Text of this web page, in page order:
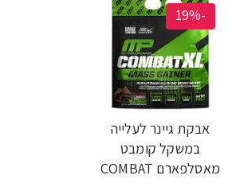
-19%
אבקת גיינר לעלייה
במשקל קומבט
מאסלפארם COMBAT